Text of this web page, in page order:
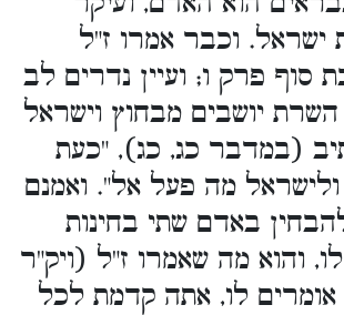
ישראל. וכבר אמרו ז"ל
סוף פרק ו; ועיין נדרים לב
יושבים מבחוץ וישראל
(במדבר כג, כג), "כעת
מה פעל אל". ואמנם
באדם שתי בחינות
והוא מה שאמרו ז"ל (ויק"ר
אומרים לו, אתה קדמת לכל